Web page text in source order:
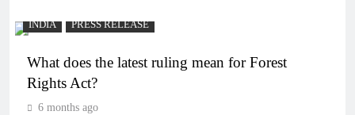
INDIA PRESS RELEASE
What does the latest ruling mean for Forest
Rights Act?
6 months ago